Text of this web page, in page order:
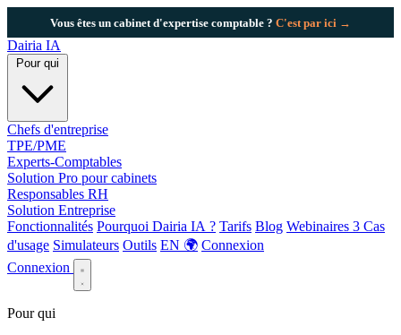
Vous êtes un cabinet d'expertise comptable ? C'est par ici →
Dairia IA
Chefs d'entreprise
TPE/PME
Experts-Comptables
Solution Pro pour cabinets
Responsables RH
Solution Entreprise
Fonctionnalités Pourquoi Dairia IA ? Tarifs Blog Webinaires 3 Cas
d'usage Simulateurs Outils EN 🌍 Connexion
Connexion
Pour qui